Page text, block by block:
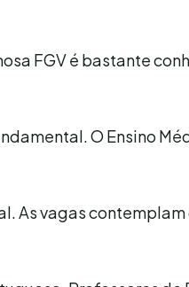
FGV é bastante
O Ensino
As vagas